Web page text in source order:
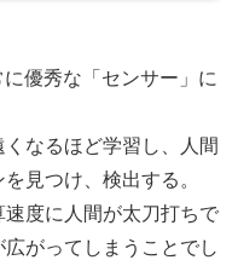
優秀な「センサー」に
なるほど学習し、人間
見つけ、検出する。
度に人間が太刀打ちで
がってしまうことでし